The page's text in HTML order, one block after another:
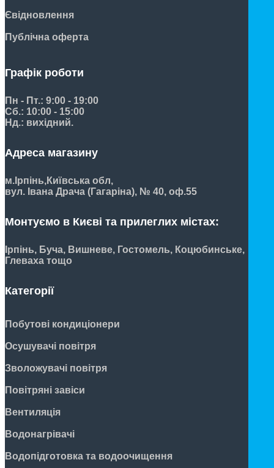
Євідновлення
Публічна оферта
Графік роботи
Пн - Пт.: 9:00 - 19:00
Сб.: 10:00 - 15:00
Нд.: вихідний.
Адреса магазину
м.Ірпінь,Київська обл,
вул. Івана Драча (Гагаріна), № 40, оф.55
Монтуємо в Києві та прилеглих містах:
Ірпінь, Буча, Вишневе, Гостомель, Коцюбинське,
Глеваха тощо
Категорії
Побутові кондиціонери
Осушувачі повітря
Зволожувачі повітря
Повітряні завіси
Вентиляція
Водонагрівачі
Водопідготовка та водоочищення